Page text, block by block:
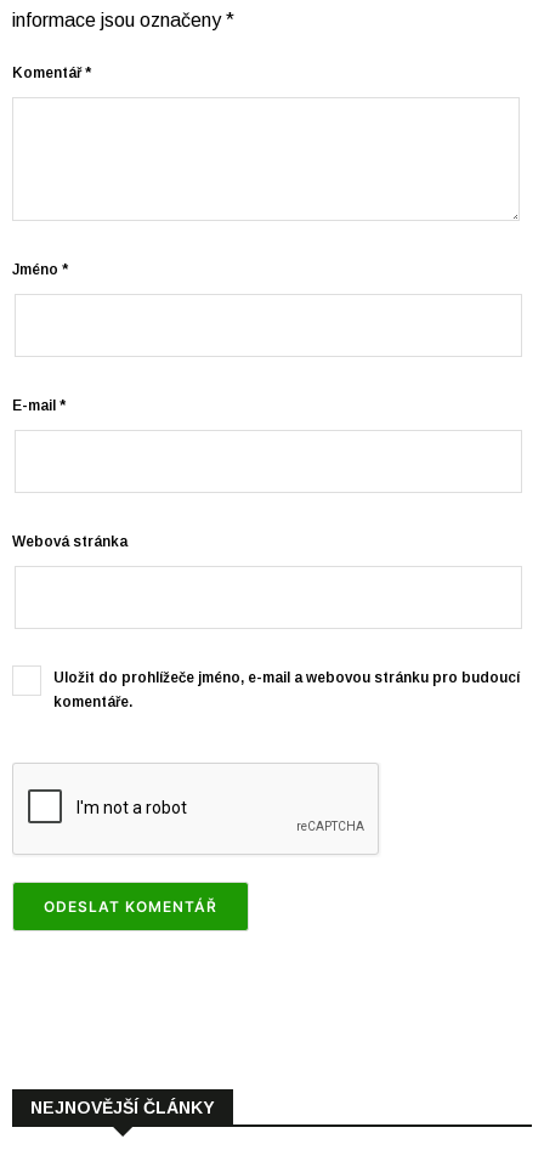
informace jsou označeny*
Komentář*
Jméno *
E-mail *
Webová stránka
Uložit do prohlížeče jméno, e-mail a webovou stránku pro budoucí
komentáře.
NEJNOVĚJŠÍ ČLÁNKY